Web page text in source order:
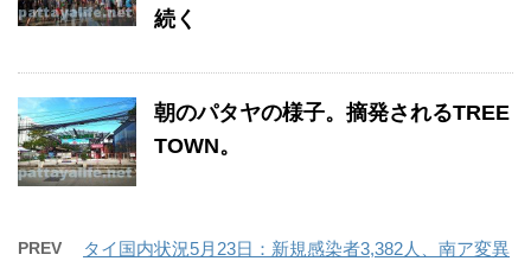
続く
朝のパタヤの様子。摘発されるTREE
TOWN。
PREV
タイ国内状況5月23日：新規感染者3,382人、南ア変異